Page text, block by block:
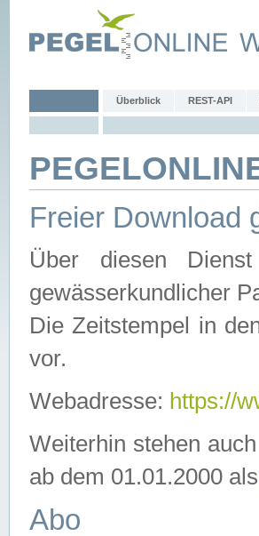
Überblick REST-API
Freier Download
Über diesen
gewässerkundlicher
Die Zeitstempel in
vor.
Webadresse: https://
Weiterhin stehen
ab dem 01.01.2000 als
Abo